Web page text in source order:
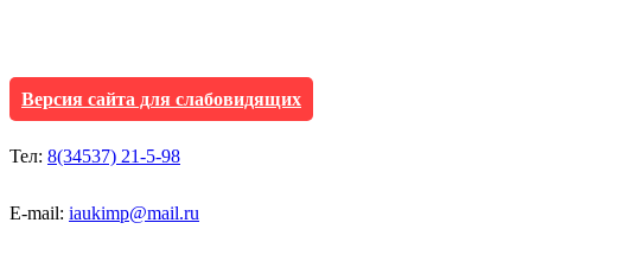
Версия сайта для слабовидящих
Тел: 8(34537) 21-5-98
E-mail: iaukimp@mail.ru